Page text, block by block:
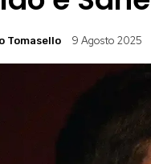
Tomasello 9 Agosto 2025